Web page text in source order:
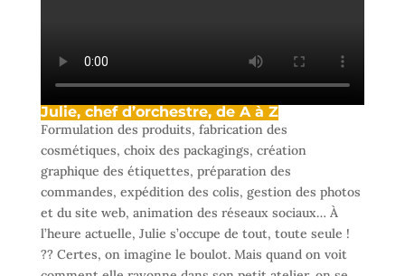
Julie, chef d’orchestre, de A à Z
Formulation des produits, fabrication des
cosmétiques, choix des packagings, création
graphique des étiquettes, préparation des
commandes, expédition des colis, gestion des photos
et du site web, animation des réseaux sociaux… À
l’heure actuelle, Julie s’occupe de tout, toute seule !
?? Certes, on imagine le boulot. Mais quand on voit